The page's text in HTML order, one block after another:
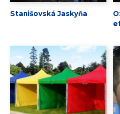
Stanišovská Jaskyňa